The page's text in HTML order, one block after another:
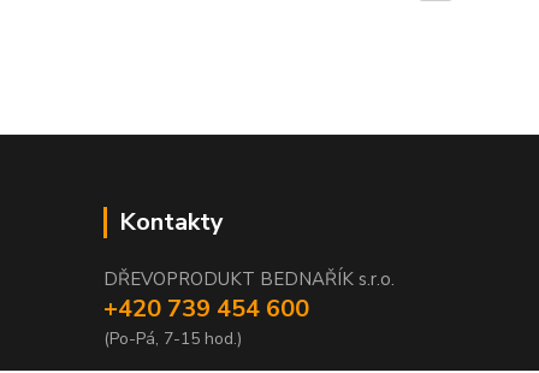
Kontakty
DŘEVOPRODUKT BEDNAŘÍK s.r.o.
+420 739 454 600
(Po-Pá, 7-15 hod.)